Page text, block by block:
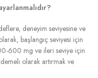
deneyim seviyesine ve
başlangıç seviyesi için
600 mg ve ileri seviye için
olarak artırmak ve